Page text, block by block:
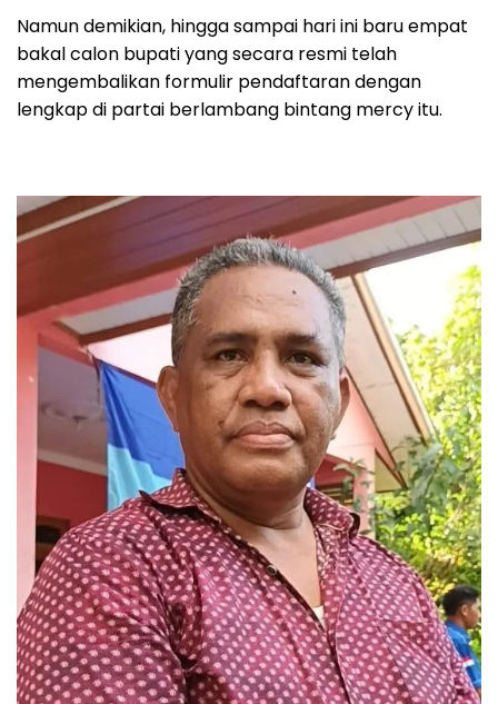
Namun demikian, hingga sampai hari ini baru empat
bakal calon bupati yang secara resmi telah
mengembalikan formulir pendaftaran dengan
lengkap di partai berlambang bintang mercy itu.